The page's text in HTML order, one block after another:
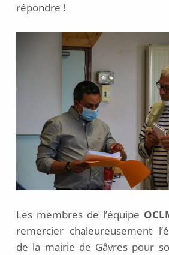
répondre !
Les membres de l’équipe
remercier chaleureusement
de la mairie de Gâvres pour